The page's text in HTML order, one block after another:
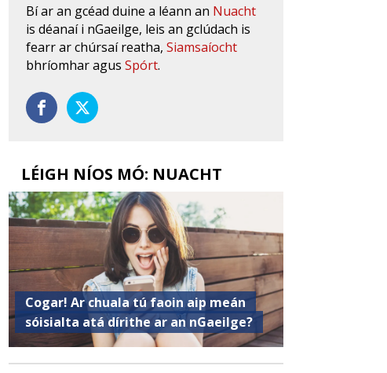
Bí ar an gcéad duine a léann an Nuacht
is déanaí i nGaeilge, leis an gclúdach is
fearr ar chúrsaí reatha,Siamsaíocht
bhríomhar agusSpórt.
LÉIGH NÍOS MÓ: NUACHT
Cogar! Ar chuala tú faoin aip meán
sóisialta atá dírithe ar an nGaeilge?